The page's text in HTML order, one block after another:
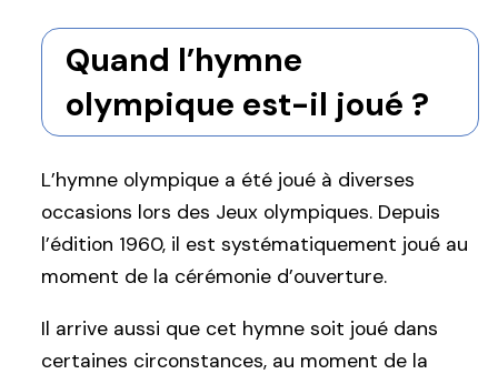
Quand l’hymne
olympique est-il joué ?
L’hymne olympique a été joué à diverses
occasions lors des Jeux olympiques. Depuis
l’édition 1960, il est systématiquement joué au
moment de la cérémonie d’ouverture.
Il arrive aussi que cet hymne soit joué dans
certaines circonstances, au moment de la